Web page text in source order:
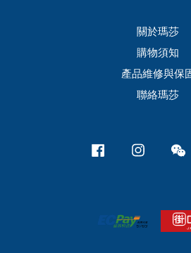
關於瑪莎
購物須知
產品維修與保
聯絡瑪莎
Facebook Instagram